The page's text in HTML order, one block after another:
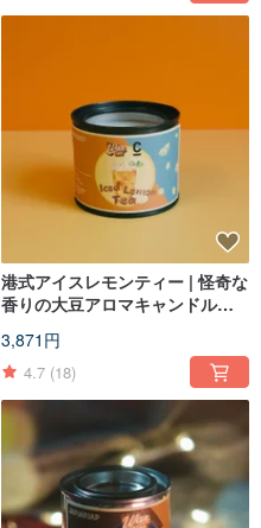
港式アイスレモンティー | 怪奇な
香りの大豆アロマキャンドル
3,871円
4.7 (18)